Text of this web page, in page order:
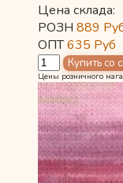
Цена склада:
РОЗН 889
ОПТ635 Руб
Цены розничного